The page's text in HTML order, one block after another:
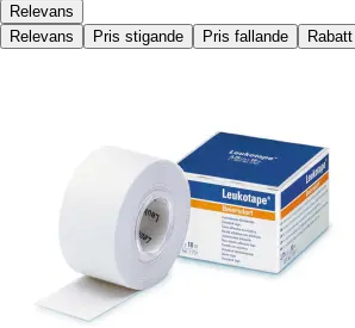
Relevans
Relevans
Pris stigande Pris fallande Rabatt